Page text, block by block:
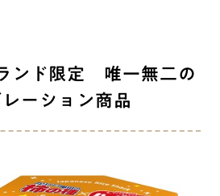
ンド限定 唯一無二の
レーション商品